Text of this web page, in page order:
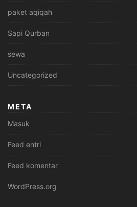
paket aqiqah
Sapi Qurban
sewa
Uncategorized
META
Masuk
Feed entri
Feed komentar
WordPress.org